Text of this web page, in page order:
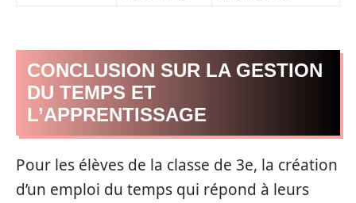
CONCLUSION SUR LA GESTION
DU TEMPS ET
L’APPRENTISSAGE
Pour les élèves de la classe de 3e, la création
d’un emploi du temps qui répond à leurs